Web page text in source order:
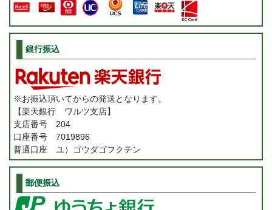
銀行振込
※お振込頂いてからの発送となります。
【楽天銀行 ワルツ支店】
支店番号 204
口座番号 7019896
普通口座 ユ）ゴウダゴフクテン
郵便振込